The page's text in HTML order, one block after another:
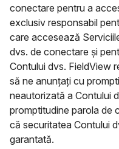
conectare pentru a
exclusiv responsabil
care accesează
dvs. de conectare și
Contului dvs. FieldView
să ne anunțați cu
neautorizată a Contului
promptitudine parola de
că securitatea Contului
garantată.